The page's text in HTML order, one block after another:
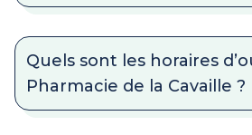
Quels sont les horaires
Pharmacie de la Cavaille ?